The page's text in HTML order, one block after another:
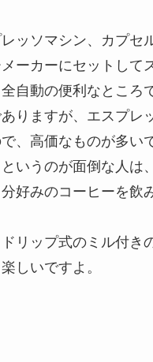
ッソマシン、カプセ
ーカーにセットして
自動の便利なところ
りますが、エスプレ
、高価なものが多いで
いうのが面倒な人は
好みのコーヒーを飲
リップ式のミル付き
しいですよ。